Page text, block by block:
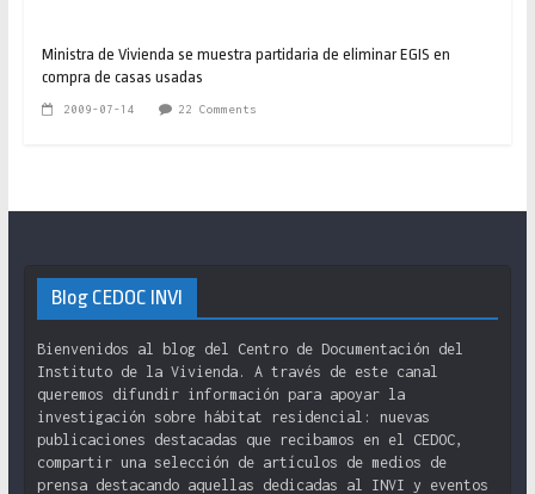
Ministra de Vivienda se muestra partidaria de eliminar EGIS en
compra de casas usadas
2009-07-14 22 Comments
Blog CEDOC INVI
Bienvenidos al blog del Centro de Documentación del
Instituto de la Vivienda. A través de este canal
queremos difundir información para apoyar la
investigación sobre hábitat residencial: nuevas
publicaciones destacadas que recibamos en el CEDOC,
compartir una selección de artículos de medios de
prensa destacando aquellas dedicadas al INVI y eventos